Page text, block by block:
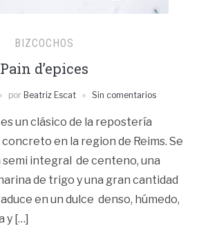
BIZCOCHOS
Pain d’epices
por Beatriz Escat Sin comentarios
un clásico de la repostería
en la region de Reims. Se
integral de centeno, una
de trigo y una gran cantidad
en un dulce denso, húmedo,
y […]